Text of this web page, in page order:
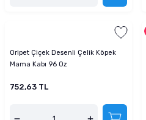
Oripet Çiçek Desenli Çelik Köpek
Mama Kabı 96 Oz
752,63 TL